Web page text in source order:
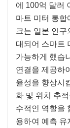
에 100억 달러
마트 미터 통합
크는 일본 인
대되어 스마트
가능하게 했습
연결을 제공하
율성을 향상시
화 및 위치 추
수적인 역할을
용하여 예측 유